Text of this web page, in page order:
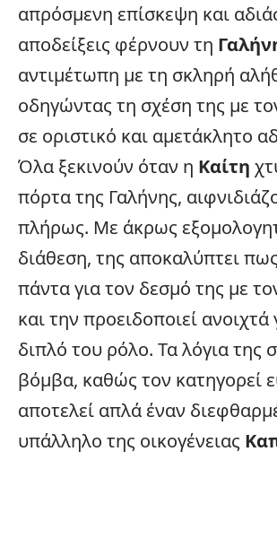
απρόσμενη επίσκεψη και
αποδείξεις φέρνουν τη
αντιμέτωπη με τη σκληρή
οδηγώντας τη σχέση της με
σε οριστικό και αμετάκλητο
Όλα ξεκινούν όταν η Καίτη
πόρτα της Γαλήνης,
πλήρως. Με άκρως
διάθεση, της αποκαλύπτει
πάντα για τον δεσμό της με
και την προειδοποιεί ανοιχτά
διπλό του ρόλο. Τα λόγια της
βόμβα, καθώς τον κατηγορεί
αποτελεί απλά έναν
υπάλληλο της οικογένειας